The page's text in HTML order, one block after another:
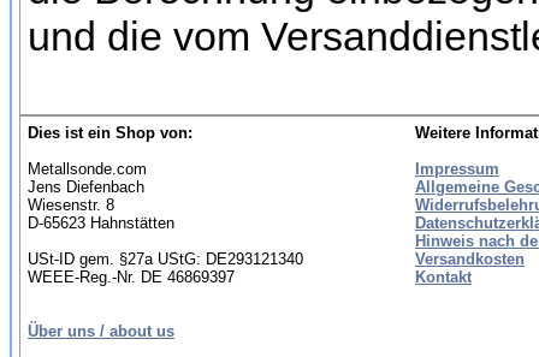
und die vom
Dies ist ein Shop von:
Metallsonde.com
Jens Diefenbach
Wiesenstr. 8
D-65623 Hahnstätten
USt-ID gem. §27a UStG: DE293121340
WEEE-Reg.-Nr. DE 46869397
Über uns / about us
Weitere
Impressum
Allgemeine
Hinweis nach
Versandkosten
Kontakt